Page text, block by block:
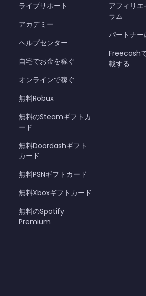
ライブサポート
アカデミー
ヘルプセンター
自宅でお金を稼ぐ
オンラインで稼ぐ
無料Robux
無料のSteamギフトカ
ード
無料Doordashギフト
カード
無料PSNギフトカード
無料Xboxギフトカード
無料のSpotify
Premium
アフィリ
ラム
パートナー
Freecash
載する